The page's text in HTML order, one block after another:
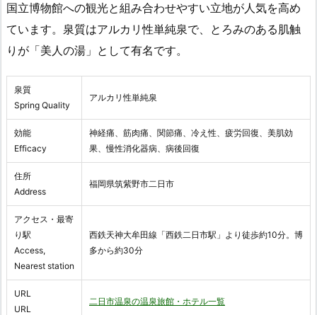
国立博物館への観光と組み合わせやすい立地が人気を高め
ています。泉質はアルカリ性単純泉で、とろみのある肌触
りが「美人の湯」として有名です。
泉質
Spring Quality
アルカリ性単純泉
効能
Efficacy
神経痛、筋肉痛、関節痛、冷え性、疲労回復、美肌効
果、慢性消化器病、病後回復
住所
Address
福岡県筑紫野市二日市
アクセス・最寄
り駅
Access,
Nearest station
西鉄天神大牟田線「西鉄二日市駅」より徒歩約10分。博
多から約30分
URL
URL
二日市温泉の温泉旅館・ホテル一覧